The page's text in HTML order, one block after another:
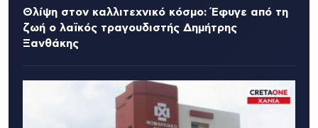
Θλίψη στον καλλιτεχνικό κόσμο: Έφυγε από τη
ζωή ο λαϊκός τραγουδιστής Δημήτρης
Ξανθάκης